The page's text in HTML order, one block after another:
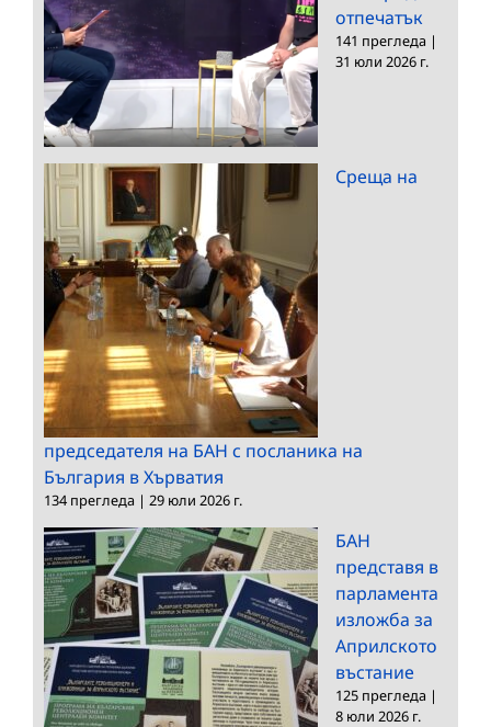
отпечатък
141 прегледа |
31 юли 2026 г.
Среща на
председателя на БАН с посланика на
България в Хърватия
134 прегледа | 29 юли 2026 г.
БАН
представя в
парламента
изложба за
Априлското
въстание
125 прегледа |
8 юли 2026 г.